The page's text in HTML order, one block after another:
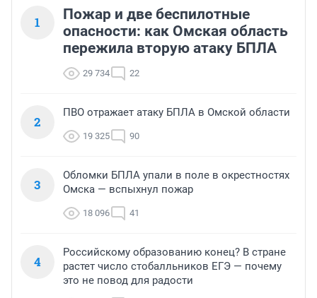
1
Пожар и две беспилотные
опасности: как Омская область
пережила вторую атаку БПЛА
29 734 22
2
ПВО отражает атаку БПЛА в Омской области
19 325 90
3
Обломки БПЛА упали в поле в окрестностях
Омска — вспыхнул пожар
18 096 41
4
Российскому образованию конец? В стране
растет число стобалльников ЕГЭ — почему
это не повод для радости